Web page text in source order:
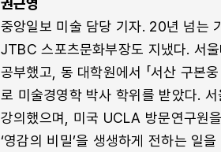
중앙일보 미술 담당 기자. 20년 넘는
JTBC 스포츠문화부장도 지냈다. 서
공부했고, 동 대학원에서 「서산 구본웅
로 미술경영학 박사 학위를 받았다.
강의했으며, 미국 UCLA 방문연구원
‘영감의 비밀’을 생생하게 전하는 일